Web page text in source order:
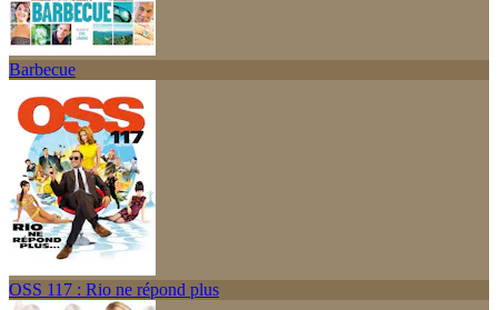
Barbecue
OSS 117 : Rio ne répond plus